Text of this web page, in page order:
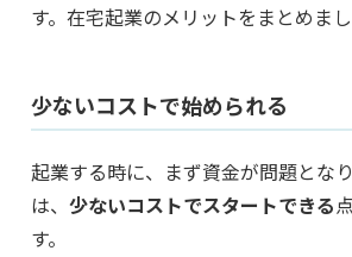
す。在宅起業のメリットをまとめまし
少ないコストで始められる
起業する時に、まず資金が問題とな
は、 少ないコストでスタートできる
す。